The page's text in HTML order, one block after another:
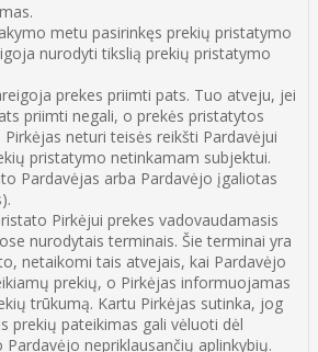
metu pasirinkęs prekių pristatymo
nurodyti tikslią prekių pristatymo
prekes priimti pats. Tuo atveju, jei
priimti negali, o prekės pristatytos
neturi teisės reikšti Pardavėjui
pristatymo netinkamam subjektui.
Pardavėjas arba Pardavėjo įgaliotas
Pirkėjui prekes vadovaudamasis
nurodytais terminais. Šie terminai yra
netaikomi tais atvejais, kai Pardavėjo
prekių, o Pirkėjas informuojamas
trūkumą. Kartu Pirkėjas sutinka, jog
prekių pateikimas gali vėluoti dėl
nepriklausančių aplinkybių.